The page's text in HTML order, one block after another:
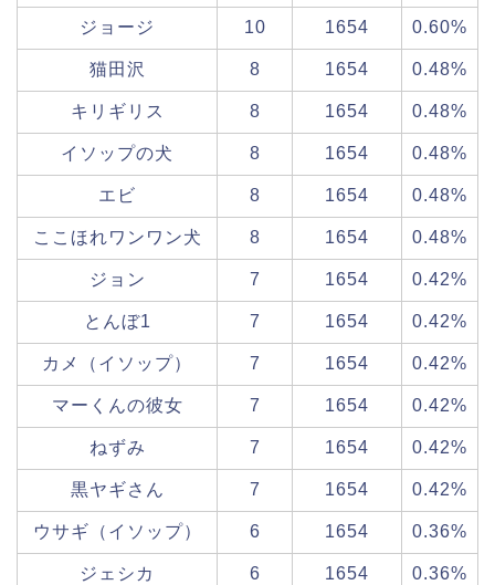
ジョージ 10 1654 0.60%
猫田沢 8 1654 0.48%
キリギリス 8 1654 0.48%
イソップの犬 8 1654 0.48%
エビ 8 1654 0.48%
ここほれワンワン犬 8 1654 0.48%
ジョン 7 1654 0.42%
とんぼ1 7 1654 0.42%
カメ（イソップ） 7 1654 0.42%
マーくんの彼女 7 1654 0.42%
ねずみ 7 1654 0.42%
黒ヤギさん 7 1654 0.42%
ウサギ（イソップ） 6 1654 0.36%
ジェシカ 6 1654 0.36%